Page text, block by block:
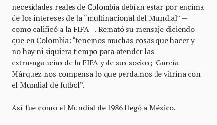
necesidades reales de Colombia debían estar por encima
de los intereses de la “multinacional del Mundial” —
como calificó a la FIFA—. Remató su mensaje diciendo
que en Colombia: “tenemos muchas cosas que hacer y
no hay ni siquiera tiempo para atender las
extravagancias de la FIFA y de sus socios; García
Márquez nos compensa lo que perdamos de vitrina con
el Mundial de futbol”.
Así fue como el Mundial de 1986 llegó a México.